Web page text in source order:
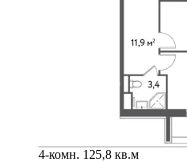
4-комн. 125,8 кв.м